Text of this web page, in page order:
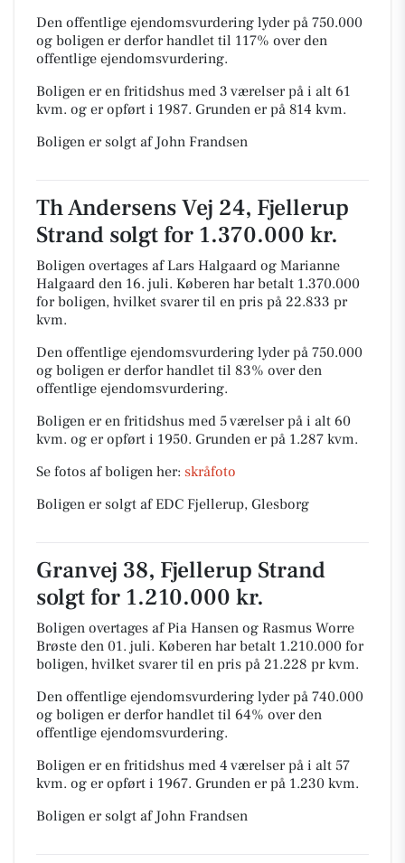
Den offentlige ejendomsvurdering lyder på 750.000
og boligen er derfor handlet til 117% over den
offentlige ejendomsvurdering.
Boligen er en fritidshus med 3 værelser på i alt 61
kvm. og er opført i 1987. Grunden er på 814 kvm.
Boligen er solgt af John Frandsen
Th Andersens Vej 24, Fjellerup
Strand solgt for 1.370.000 kr.
Boligen overtages af Lars Halgaard og Marianne
Halgaard den 16. juli. Køberen har betalt 1.370.000
for boligen, hvilket svarer til en pris på 22.833 pr
kvm.
Den offentlige ejendomsvurdering lyder på 750.000
og boligen er derfor handlet til 83% over den
offentlige ejendomsvurdering.
Boligen er en fritidshus med 5 værelser på i alt 60
kvm. og er opført i 1950. Grunden er på 1.287 kvm.
Se fotos af boligen her: skråfoto
Boligen er solgt af EDC Fjellerup, Glesborg
Granvej 38, Fjellerup Strand
solgt for 1.210.000 kr.
Boligen overtages af Pia Hansen og Rasmus Worre
Brøste den 01. juli. Køberen har betalt 1.210.000 for
boligen, hvilket svarer til en pris på 21.228 pr kvm.
Den offentlige ejendomsvurdering lyder på 740.000
og boligen er derfor handlet til 64% over den
offentlige ejendomsvurdering.
Boligen er en fritidshus med 4 værelser på i alt 57
kvm. og er opført i 1967. Grunden er på 1.230 kvm.
Boligen er solgt af John Frandsen